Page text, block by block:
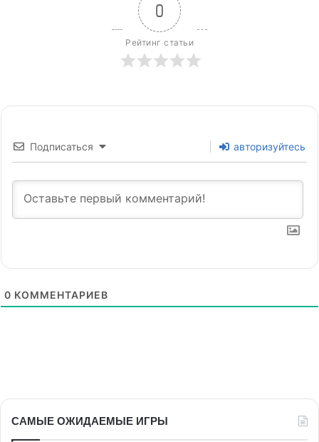
0
Рейтинг статьи
Подписаться авторизуйтесь
0 КОММЕНТАРИЕВ
САМЫЕ ОЖИДАЕМЫЕ ИГРЫ